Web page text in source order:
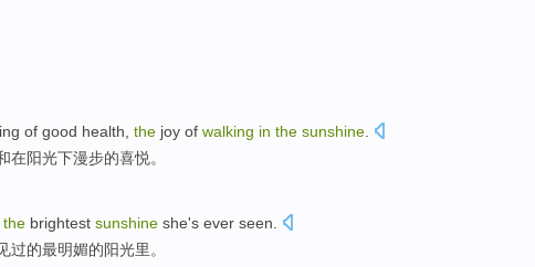
of good health the joy of walking in the sunshine
在阳光下漫步的喜悦。
the brightest sunshine she's ever seen
过的最明媚的阳光里。